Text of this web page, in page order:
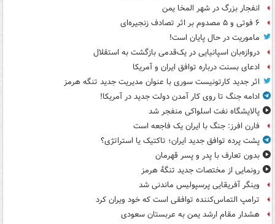
انفجار بزرگ در شهر المخا یمن
۶ فوتی و ۵ مصدوم بر اثر تصادف زنجیره‌ای
ماموریت در حال پایان است!
دروازه‌بان اسپانیایی در یک‌قدمی بازگشت به استقلال
ادعای بسنت درباره توافق ایران و آمریکا
اثر جدید کارتونیست سوری با عنوان مدیریت جدید تنگه هرمز
ادامه جنگ تا روی کار آمدن دولت جدید در آمریکا!
پالایشگاه نفت اسلواکی منفجر شد
فارن افرز: جنگ با ایران یک فاجعه است
پشت پرده توافق جدید ایران؛ تاکتیک یا استراتژی؟
بدون تعارف با پدر و پسر قهرمان
رونمایی از مختصات جدید تنگۀ هرمز
وینگر آفریقایی پرسپولیس ماندنی شد
ترامپ التماس‌کننده توافقی است که خود ویران کرد
هشدار مقام ارشد یمن به عربستان سعودی